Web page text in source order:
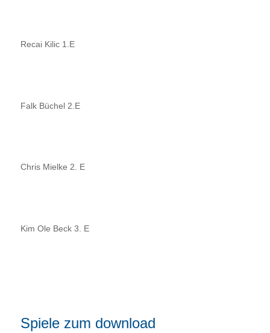
Recai Kilic 1.E
Falk Büchel 2.E
Chris Mielke 2. E
Kim Ole Beck 3. E
Spiele zum download